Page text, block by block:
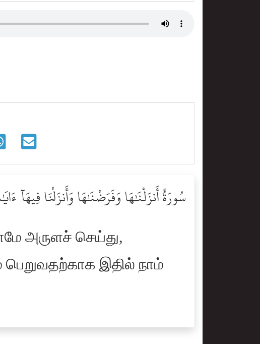
سُورَةٌ أَنزَلْنَٰهَا وَفَرَضْنَٰهَا وَأَنزَلْنَا
அருளச் செய்து,
இதில் நாம்